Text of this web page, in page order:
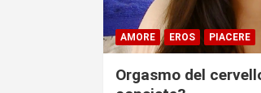
AMORE EROS PIACERE
Orgasmo del